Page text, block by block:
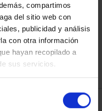
compartimos
del sitio web con
publicidad y análisis
con otra información
hayan recopilado a
sus servicios.